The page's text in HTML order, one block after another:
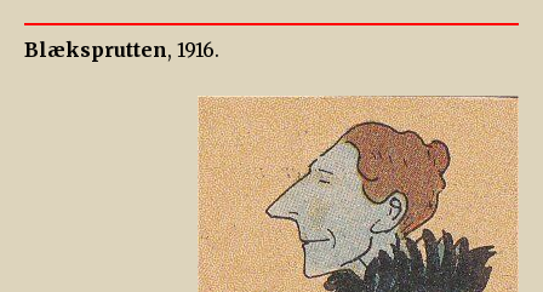
Blæksprutten, 1916.